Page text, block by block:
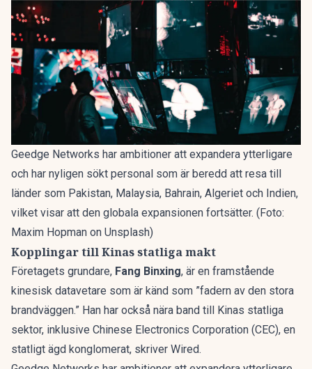
Geedge Networks har ambitioner att expandera ytterligare
och har nyligen sökt personal som är beredd att resa till
länder som Pakistan, Malaysia, Bahrain, Algeriet och Indien,
vilket visar att den globala expansionen fortsätter. (Foto:
Maxim Hopman on Unsplash)
Kopplingar till Kinas statliga makt
Företagets grundare, Fang Binxing, är en framstående
kinesisk datavetare som är känd som ”fadern av den stora
brandväggen.” Han har också nära band till Kinas statliga
sektor, inklusive Chinese Electronics Corporation (CEC), en
statligt ägd konglomerat, skriver Wired.